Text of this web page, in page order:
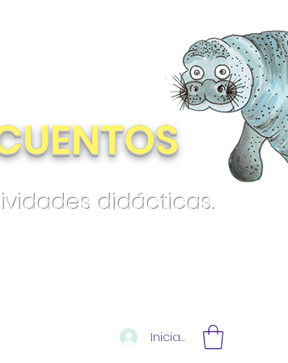
didácticas.
Iniciar sesión